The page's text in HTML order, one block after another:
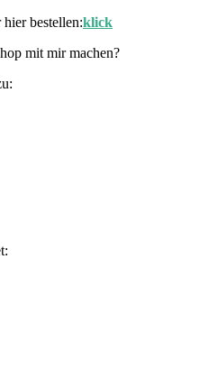
bestellen:klick
mit mir machen?